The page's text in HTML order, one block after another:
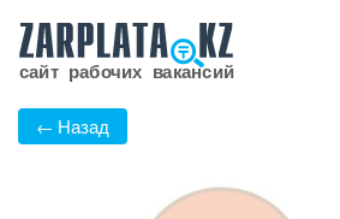
← Назад